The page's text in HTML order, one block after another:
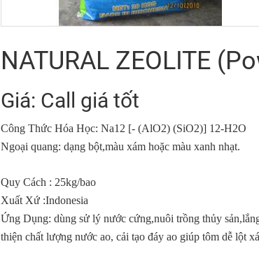
NATURAL ZEOLITE
Giá: Call giá tốt
Công Thức Hóa Học: Na12 [- (AlO2) (SiO2)] 12-H2O
Ngoại quang: dạng bột,màu xám hoặc màu xanh nhạt.
Quy Cách : 25kg/bao
Xuất Xứ :Indonesia
Ứng Dụng: dùng sử lý nước cứng,nuôi trồng thủy
thiện chất lượng nước ao, cải tạo đáy ao giúp tôm dễ lột